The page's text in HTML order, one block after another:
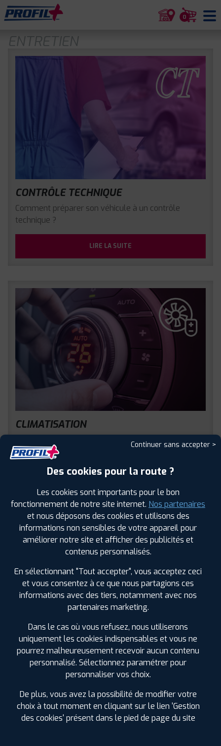
0
ENTRETIEN
CONTRÔLE TECHNIQUE
Comment préparer son véhicule à un contrôle
technique ?
LIRE LA SUITE
CLIMATISATION
Comment fonctionne la climatisation voiture ?
Comprenez son rôle es...
LIRE LA SUITE
ESSUIE-GLACE
Les essuie-glaces permettent de nettoyer la vitre du
LIRE LA SUITE
Continuer sans accepter >
Des cookies pour la route ?
Les cookies sont importants pour le bon
fonctionnement de notre site internet. Nos partenaires
et nous déposons des cookies et utilisons des
informations non sensibles de votre appareil pour
améliorer notre site et afficher des publicités et
contenus personnalisés.
En sélectionnant "Tout accepter", vous acceptez ceci
et vous consentez à ce que nous partagions ces
informations avec des tiers, notamment avec nos
partenaires marketing.
Dans le cas où vous refusez, nous utiliserons
uniquement les cookies indispensables et vous ne
pourrez malheureusement recevoir aucun contenu
personnalisé. Sélectionnez paramétrer pour
personnaliser vos choix.
De plus, vous avez la possibilité de modifier votre
choix à tout moment en cliquant sur le lien 'Gestion
des cookies' présent dans le pied de page du site